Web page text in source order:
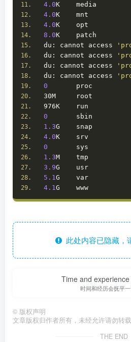
4.0K    media
4.0K    mnt
4.0K    opt
8.0K    patch
du: cannot access
du: cannot access
du: cannot access
du: cannot access
0
       proc
30M     root
976K    run
0
       sbin
1.3G    snap
4.0K    srv
0
       sys
1.3M    tmp
3.9G    usr
5.1G    var
4.1G    www
此处内容已隐藏，
Time and
时间和经历会抚平
© 版权声明
文章版权归作者所有，未经允许请勿转载
THE END